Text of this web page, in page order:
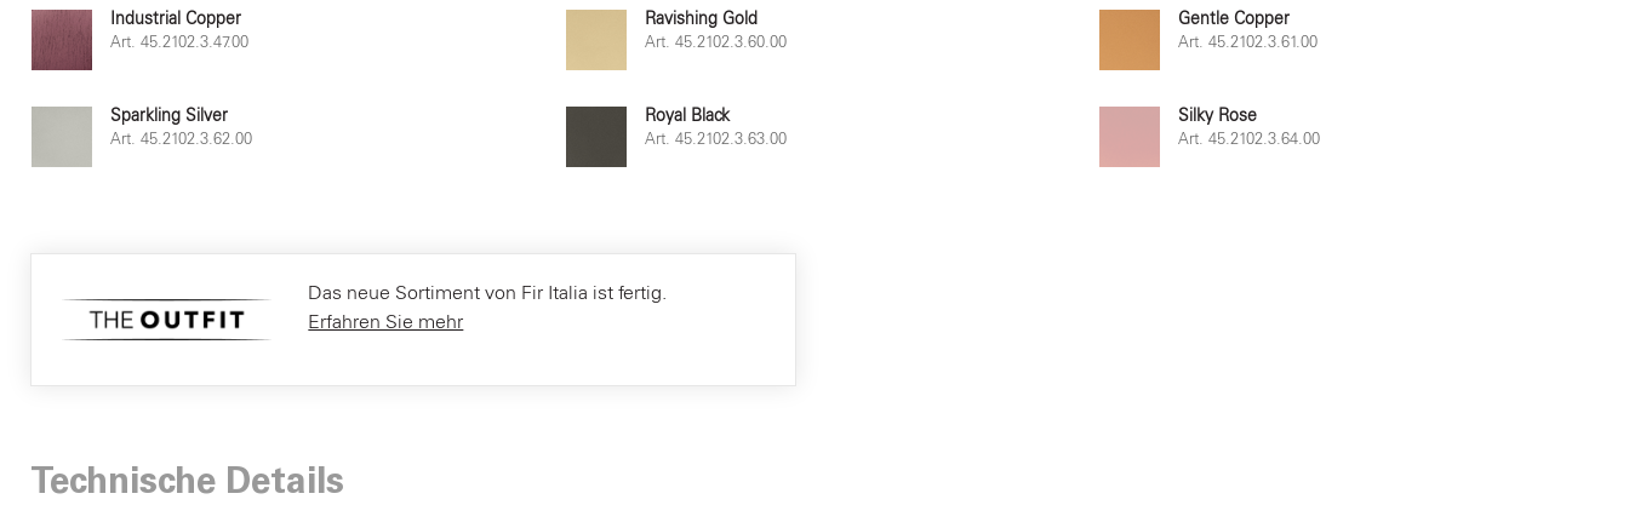
Industrial Copper
Art. 45.2102.3.47.00
Ravishing Gold
Art. 45.2102.3.60.00
Gentle Copper
Art. 45.2102.3.61.00
Sparkling Silver
Art. 45.2102.3.62.00
Royal Black
Art. 45.2102.3.63.00
Silky Rose
Art. 45.2102.3.64.00
Das neue Sortiment von Fir Italia ist fertig.
Erfahren Sie mehr
Technische Details